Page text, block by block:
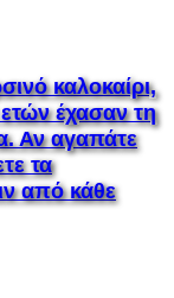
καλοκαίρι,
έχασαν τη
Αν αγαπάτε
τα
από κάθε